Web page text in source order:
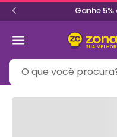
Ganhe
O que você procura?